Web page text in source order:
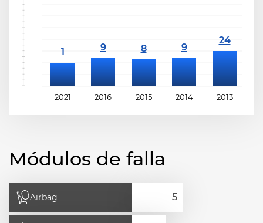
2021 2016 2015 2014 2013
Módulos de falla
Airbag